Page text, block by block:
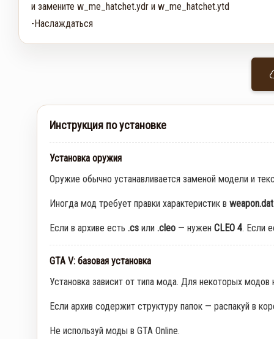
и замените w_me_hatchet.ydr и w_me_hatchet.ytd
-Наслаждаться
Инструкция по установке
Установка оружия
Оружие обычно устанавливается заменой модели и
Иногда мод требует правки характеристик в weapon.dat
Если в архиве есть .cs или .cleo — нужен CLEO 4. Если
GTA V: базовая установка
Установка зависит от типа мода. Для некоторых
Если архив содержит структуру папок — распакуй в
Не используй моды в GTA Online.